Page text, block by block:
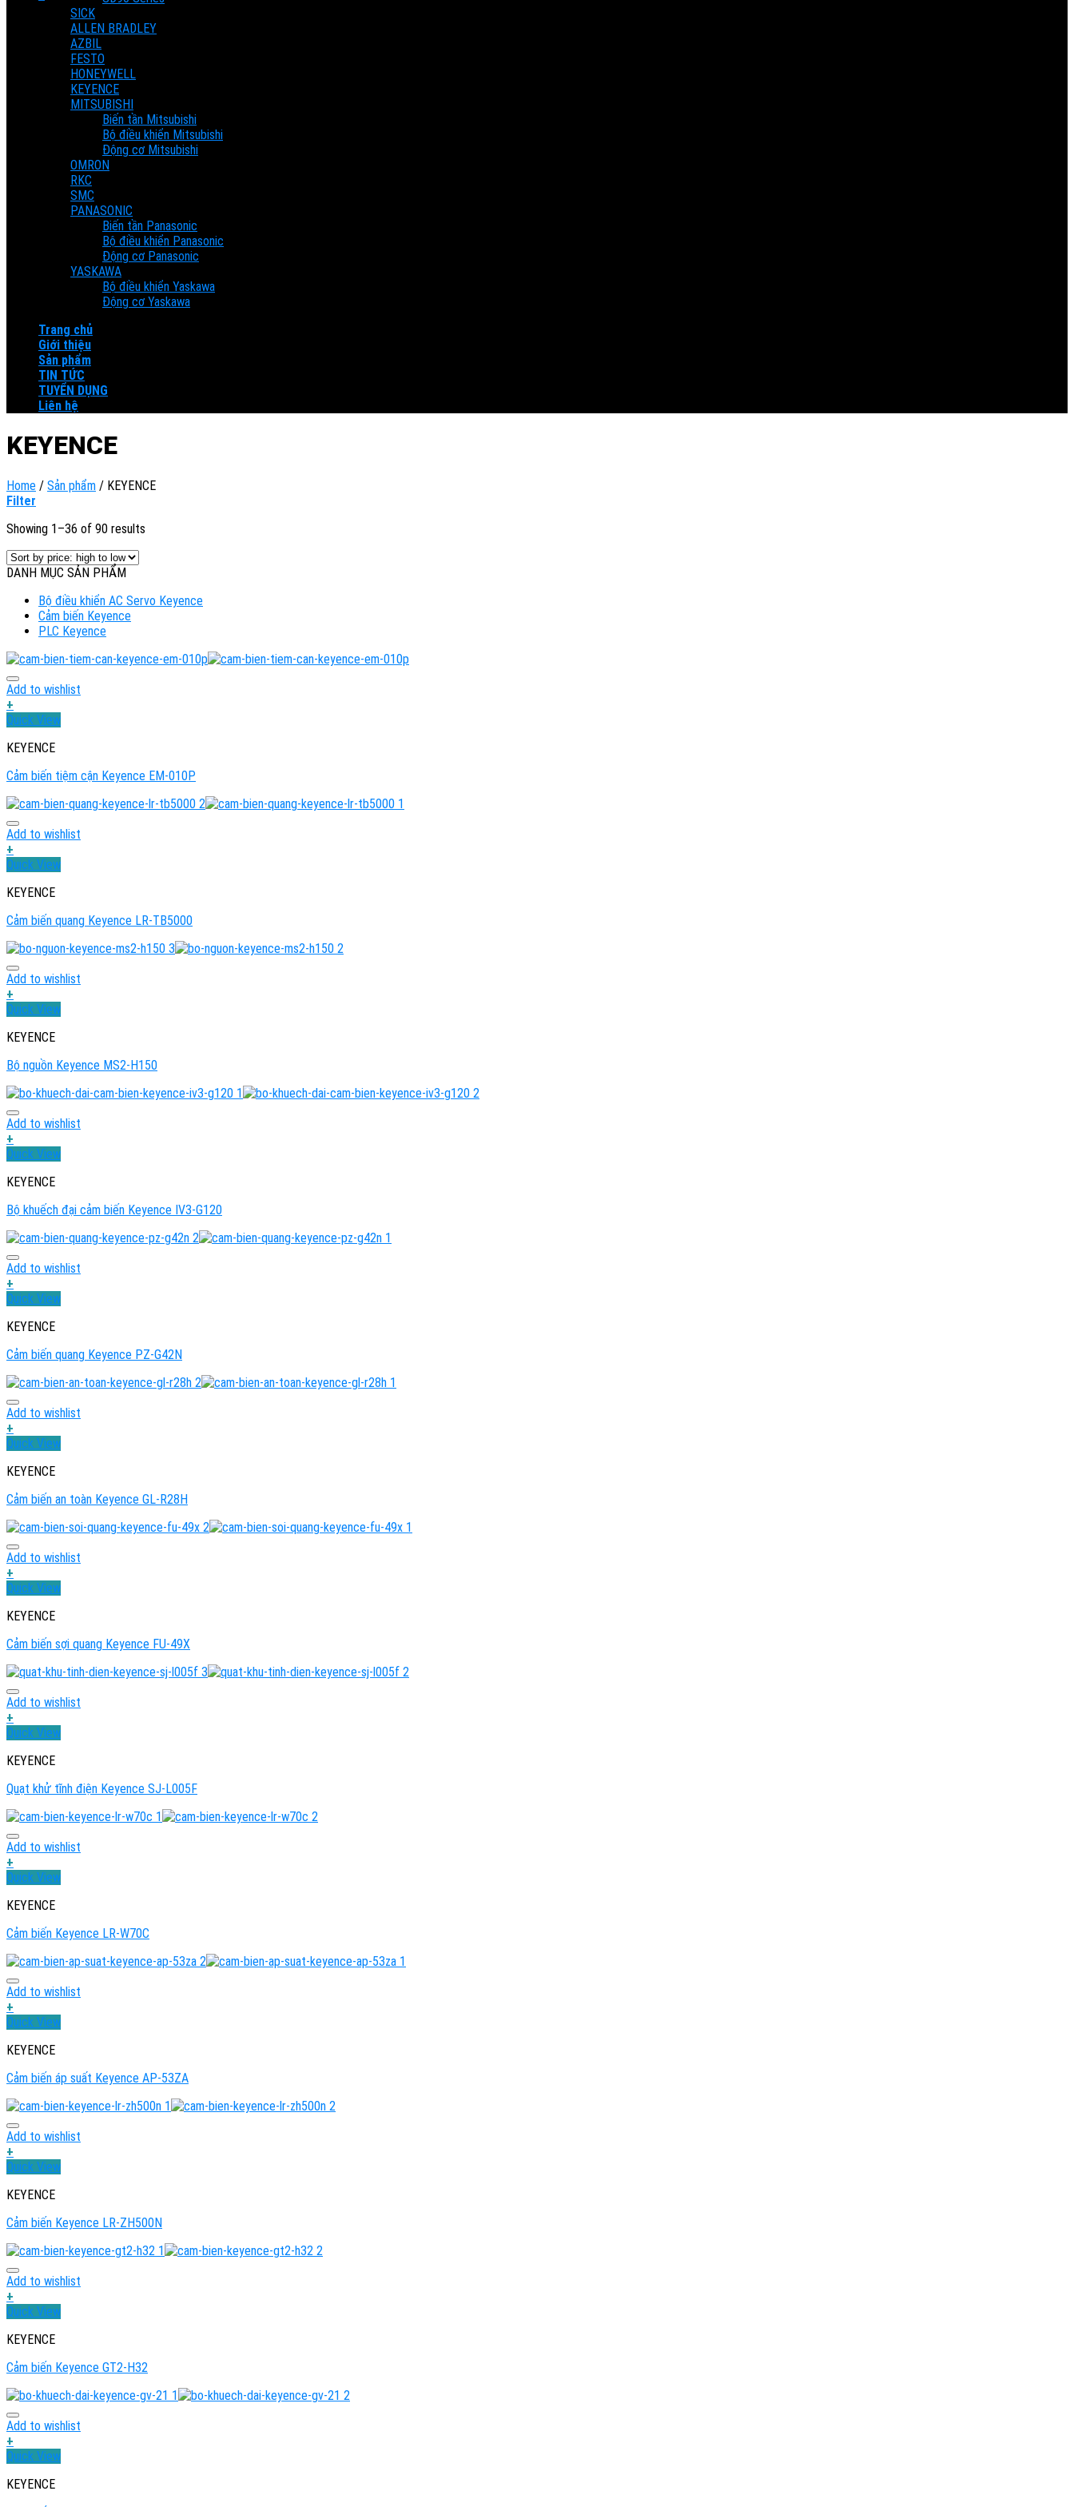
No products in the cart.
SICK
ALLEN BRADLEY
AZBIL
FESTO
HONEYWELL
KEYENCE
MITSUBISHI
Biến tần Mitsubishi
Bộ điều khiển Mitsubishi
Động cơ Mitsubishi
OMRON
RKC
SMC
PANASONIC
Biến tần Panasonic
Bộ điều khiển Panasonic
Động cơ Panasonic
YASKAWA
Bộ điều khiển Yaskawa
Động cơ Yaskawa
Trang chủ
Giới thiệu
Sản phẩm
TIN TỨC
TUYỂN DỤNG
Liên hệ
KEYENCE
Home / Sản phẩm / KEYENCE
Filter
Showing 1–36 of 90 results
DANH MỤC SẢN PHẨM
Bộ điều khiển AC Servo Keyence
Cảm biến Keyence
PLC Keyence
Add to wishlist
+
Quick View
KEYENCE
Cảm biến tiệm cận Keyence EM-010P
Add to wishlist
+
Quick View
KEYENCE
Cảm biến quang Keyence LR-TB5000
Add to wishlist
+
Quick View
KEYENCE
Bộ nguồn Keyence MS2-H150
Add to wishlist
+
Quick View
KEYENCE
Bộ khuếch đại cảm biến Keyence IV3-G120
Add to wishlist
+
Quick View
KEYENCE
Cảm biến quang Keyence PZ-G42N
Add to wishlist
+
Quick View
KEYENCE
Cảm biến an toàn Keyence GL‑R28H
Add to wishlist
+
Quick View
KEYENCE
Cảm biến sợi quang Keyence FU-49X
Add to wishlist
+
Quick View
KEYENCE
Quạt khử tĩnh điện Keyence SJ-L005F
Add to wishlist
+
Quick View
KEYENCE
Cảm biến Keyence LR-W70C
Add to wishlist
+
Quick View
KEYENCE
Cảm biến áp suất Keyence AP-53ZA
Add to wishlist
+
Quick View
KEYENCE
Cảm biến Keyence LR-ZH500N
Add to wishlist
+
Quick View
KEYENCE
Cảm biến Keyence GT2-H32
Add to wishlist
+
Quick View
KEYENCE